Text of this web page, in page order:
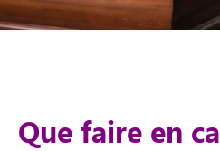
Que faire en